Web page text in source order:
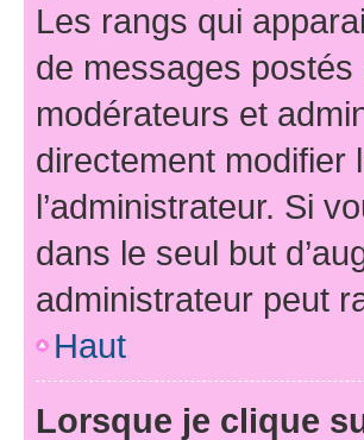
Les rangs qui
de messages
modérateurs et
directement modifier
l’administrateur. Si
dans le seul but
administrateur peut
Haut
Lorsque je clique